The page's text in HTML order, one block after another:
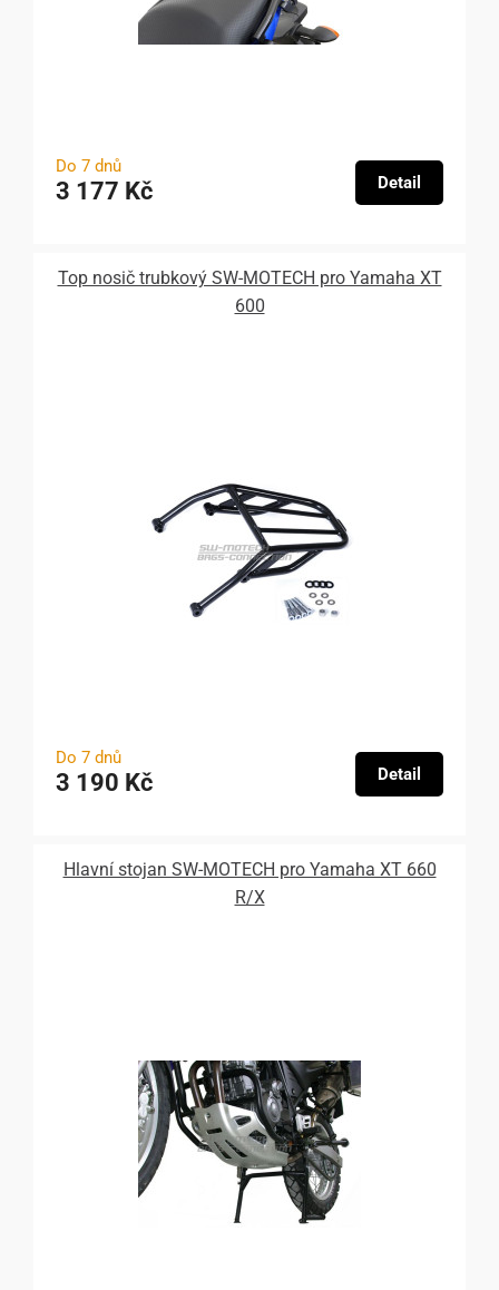
Do 7 dnů
3 177 Kč Detail
Top nosič trubkový SW-MOTECH pro Yamaha XT
600
Do 7 dnů
3 190 Kč Detail
Hlavní stojan SW-MOTECH pro Yamaha XT 660
R/X